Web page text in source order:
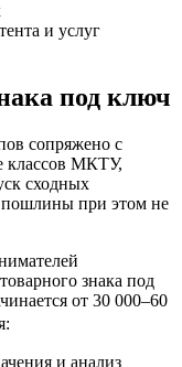
и услуг
под ключ
сопряжено с
классов МКТУ,
сходных
пошлины при этом не
знака под
от 30 000–60
и анализ